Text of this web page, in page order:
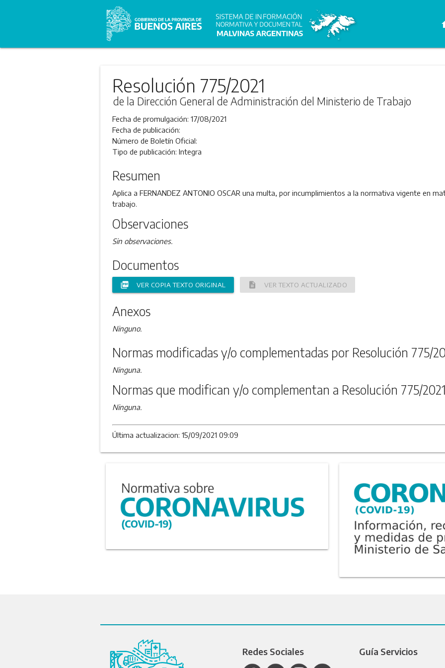
Resolución 775/2021
de la Dirección General de Administración del Ministerio de Trabajo
Fecha de promulgación: 17/08/2021
Fecha de publicación:
Número de Boletín Oficial:
Tipo de publicación: Integra
Resumen
Aplica a FERNANDEZ ANTONIO OSCAR una multa, por incumplimientos a la normativa vigente en
trabajo.
Observaciones
Sin observaciones.
Documentos
picture_as_pdf VER COPIA TEXTO ORIGINAL description VER TEXTO ACTUALIZADO
Anexos
Ninguno.
Normas modificadas y/o complementadas por Resolución 775/
Ninguna.
Normas que modifican y/o complementan a Resolución 775/
Ninguna.
Última actualizacion: 15/09/2021 09:09
Redes Sociales Guía Servicios